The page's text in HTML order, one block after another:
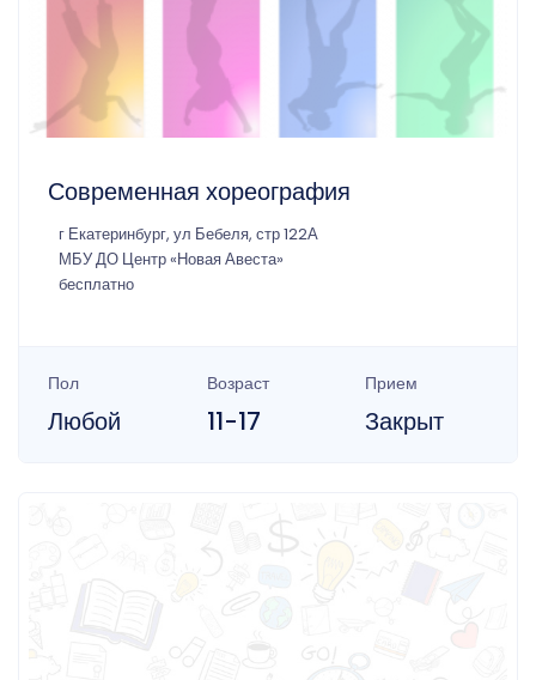
Современная хореография
г Екатеринбург, ул Бебеля, стр 122А
МБУ ДО Центр «Новая Авеста»
бесплатно
Пол
Любой
Возраст
11-17
Прием
Закрыт